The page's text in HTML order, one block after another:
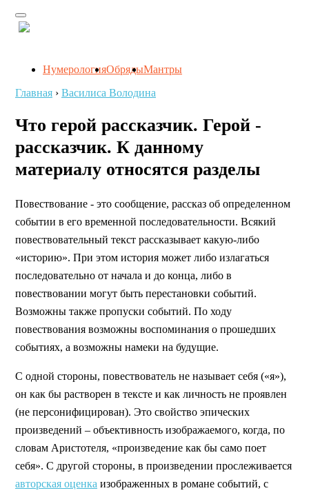
НумерологияОбрядыМантры
Главная › Василиса Володина
Что герой рассказчик. Герой -
рассказчик. К данному
материалу относятся разделы
Повествование - это сообщение, рассказ об определенном
событии в его временной последовательности. Всякий
повествовательный текст рассказывает какую-либо
«историю». При этом история может либо излагаться
последовательно от начала и до конца, либо в
повествовании могут быть перестановки событий.
Возможны также пропуски событий. По ходу
повествования возможны воспоминания о прошедших
событиях, а возможны намеки на будущие.
С одной стороны, повествователь не называет себя («я»),
он как бы растворен в тексте и как личность не проявлен
(не персонифицирован). Это свойство эпических
произведений – объективность изображаемого, когда, по
словам Аристотеля, «произведение как бы само поет
себя». С другой стороны, в произведении прослеживается
авторская оценка изображенных в романе событий, с